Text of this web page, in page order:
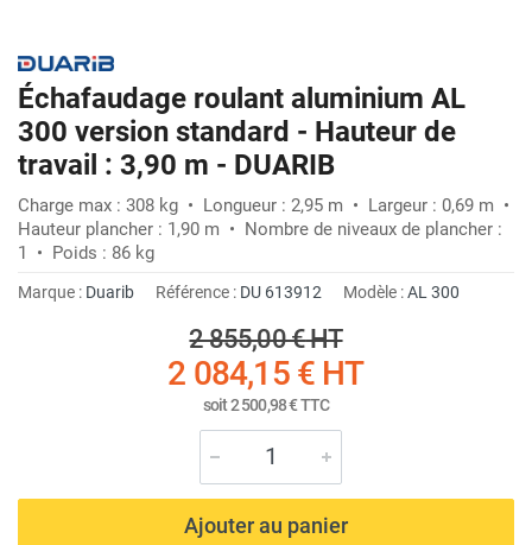
Échafaudage roulant aluminium AL
300 version standard - Hauteur de
travail : 3,90 m - DUARIB
Charge max : 308 kg • Longueur : 2,95 m • Largeur : 0,69 m •
Hauteur plancher : 1,90 m • Nombre de niveaux de plancher :
1 • Poids : 86 kg
Marque : Duarib Référence : DU 613912 Modèle :AL 300
2 855,00 €HT
2 084,15 € HT
soit2 500,98 €TTC
Ajouter au panier